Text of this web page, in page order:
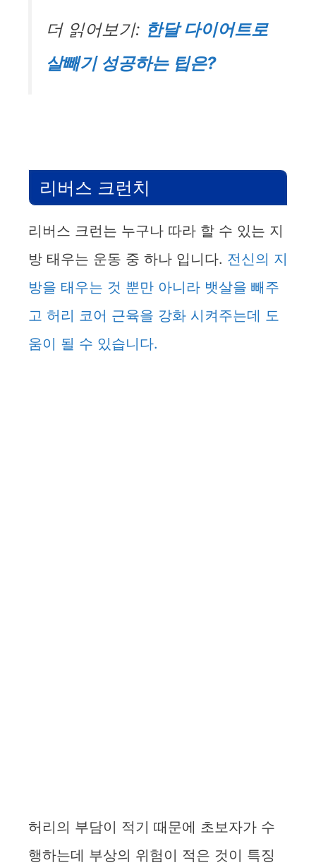
더 읽어보기: 한달 다이어트로
살빼기 성공하는 팁은?
리버스 크런치
리버스 크런는 누구나 따라 할 수 있는 지
방 태우는 운동 중 하나 입니다. 전신의 지
방을 태우는 것 뿐만 아니라 뱃살을 빼주
고 허리 코어 근육을 강화 시켜주는데 도
움이 될 수 있습니다.
허리의 부담이 적기 때문에 초보자가 수
행하는데 부상의 위험이 적은 것이 특징